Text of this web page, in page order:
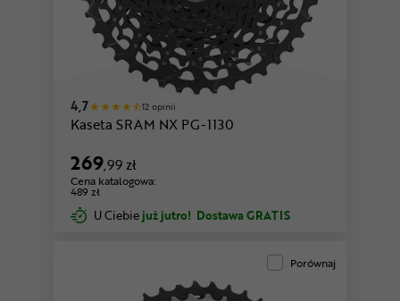
4,7 12 opinii
Kaseta SRAM NX PG-1130
269,99 zł
Cena katalogowa:
489 zł
U Ciebie już jutro! Dostawa GRATIS
Porównaj